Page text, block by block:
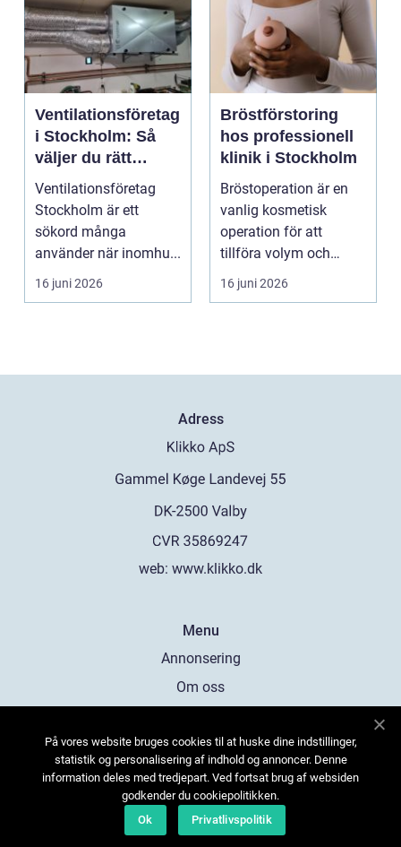
Ventilationsföretag
i Stockholm: Så
väljer du rätt
partner för frisk
luft inomhus
Ventilationsföretag
Stockholm är ett
sökord många
använder när inomhu...
16 juni 2026
Bröstförstoring
hos professionell
klinik i Stockholm
Bröstoperation är en
vanlig kosmetisk
operation för att
tillföra volym och
skapa...
16 juni 2026
Adress
web: www.klikko.dk
Menu
Annonsering
Om oss
Kontakta oss
Sitemap
På vores website bruges cookies til at huske dine indstillinger,
statistik og personalisering af indhold og annoncer. Denne
information deles med tredjepart. Ved fortsat brug af websiden
godkender du cookiepolitikken.
Ok
Privatlivspolitik